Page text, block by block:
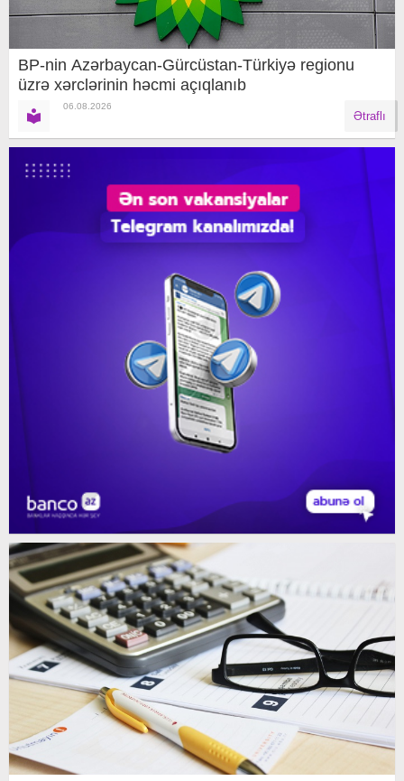
BP-nin Azərbaycan-Gürcüstan-Türkiyə regionu
üzrə xərclərinin həcmi açıqlanıb
06.08.2026
Ətraflı